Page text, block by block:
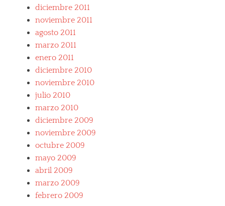
diciembre 2011
noviembre 2011
agosto 2011
marzo 2011
enero 2011
diciembre 2010
noviembre 2010
julio 2010
marzo 2010
diciembre 2009
noviembre 2009
octubre 2009
mayo 2009
abril 2009
marzo 2009
febrero 2009